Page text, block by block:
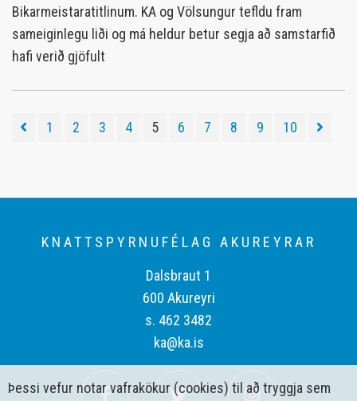
Bikarmeistaratitlinum. KA og Völsungur tefldu fram
sameiginlegu liði og má heldur betur segja að samstarfið
hafi verið gjöfult
1 2 3 4 5 6 7 8 9 10
KNATTSPYRNUFÉLAG AKUREYRAR
Dalsbraut 1
600 Akureyri
s. 462 3482
ka@ka.is
Þessi vefur notar vafrakökur (cookies) til að tryggja sem